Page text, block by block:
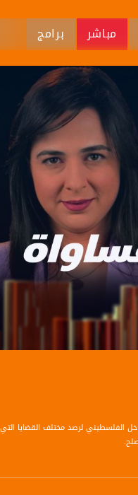
مباشر برامج
الفلسطيني لرصد مختلف القضايا